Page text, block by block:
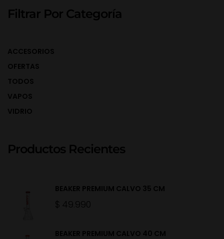
Filtrar Por Categoría
ACCESORIOS
OFERTAS
TODOS
VAPOS
VIDRIO
Productos Recientes
BEAKER PREMIUM CALVO 35 CM
$ 49.990
BEAKER PREMIUM CALVO 40 CM